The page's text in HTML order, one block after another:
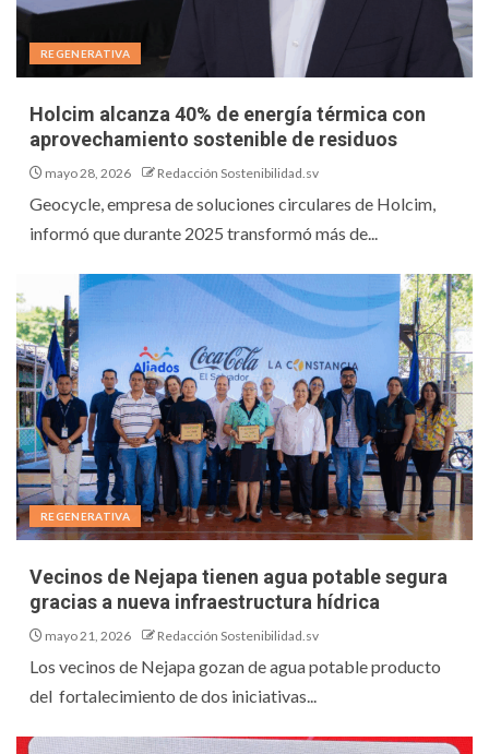
REGENERATIVA
Holcim alcanza 40% de energía térmica con
aprovechamiento sostenible de residuos
mayo 28, 2026 Redacción Sostenibilidad.sv
Geocycle, empresa de soluciones circulares de Holcim,
informó que durante 2025 transformó más de...
REGENERATIVA
Vecinos de Nejapa tienen agua potable segura
gracias a nueva infraestructura hídrica
mayo 21, 2026 Redacción Sostenibilidad.sv
Los vecinos de Nejapa gozan de agua potable producto
del fortalecimiento de dos iniciativas...